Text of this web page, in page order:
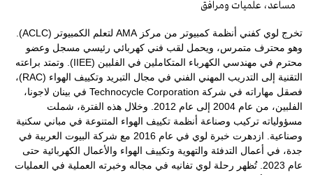
مساعد، علميات ومرافق
تخرج لوي كفني أنظمة كمبيوتر من مركز AMA لتعلم الكمبيوتر (ACLC).
وهو محترف متمرس، ويحمل لقب فني كهربائي رئيسي مسجل وعضو
محترم في مهندسي الكهرباء المتكاملين في الفلبين (IIEE). وتمتد براعته
التقنية إلى التدريب المهني الفني في مجال التبريد وتكييف الهواء (RAC)،
فصقل مهاراته في شركة Technocycle Corporation في بينان لاجونا،
الفلبين، من عام 2004 إلى عام 2012. وخلال هذه الفترة، شملت
مسؤولياته تركيب وصناعة أنظمة تكييف الهواء المتنوعة في مباني سكنية
وصناعية. ازدهرت خبرة لوي في عام 2016 مع شركة البيوت العربية في
جدة، في أعمال التدفئة والتهوية وتكييف الهواء والأعمال الكهربائية حتى
عام 2023. تُظهر رحلة لوي تفانيه في مجاله وخبرته العملية في العمليات